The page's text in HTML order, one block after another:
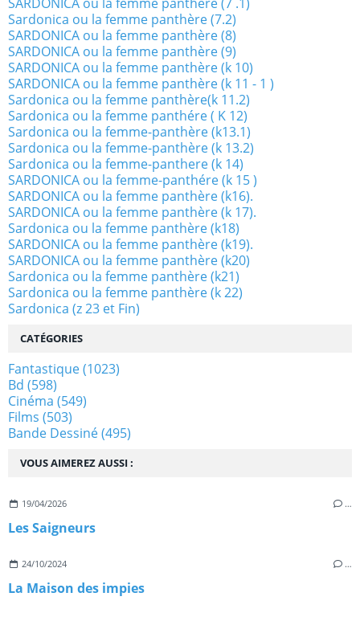
VOUS AIMEREZ AUSSI :
19/04/2026 …
Les Saigneurs
24/10/2024 …
La Maison des impies
Sardonica ou la femme panthère (7.2)
SARDONICA ou la femme panthère (8)
SARDONICA ou la femme panthère (9)
SARDONICA ou la femme panthère (k 10)
SARDONICA ou la femme panthère (k 11 - 1 )
Sardonica ou la femme panthère(k 11.2)
Sardonica ou la femme panthére ( K 12)
Sardonica ou la femme-panthère (k13.1)
Sardonica ou la femme-panthère (k 13.2)
Sardonica ou la femme-panthere (k 14)
SARDONICA ou la femme-panthére (k 15 )
SARDONICA ou la femme panthère (k16).
SARDONICA ou la femme panthère (k 17).
Sardonica ou la femme panthère (k18)
SARDONICA ou la femme panthère (k19).
SARDONICA ou la femme panthère (k20)
Sardonica ou la femme panthère (k21)
Sardonica ou la femme panthère (k 22)
Sardonica (z 23 et Fin)
CATÉGORIES
Fantastique(1023)
Bd (598)
Cinéma (549)
Films (503)
Bande Dessiné(495)